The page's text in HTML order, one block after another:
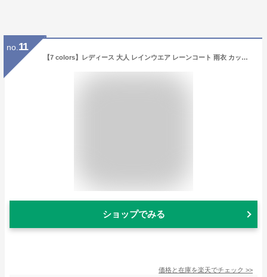
no. 11
【7 colors】レディース 大人 レインウエア レーンコート 雨衣 カッパ 完全防水 梅雨 雪 雨の日 ジッパー 透明窓 マスク ロング おしゃれ 膝が濡れない 軽量 自転車 電動バイク 原付 通勤 リュック対応 ママ 送迎 バイク 犬の散歩 通学 可愛い 150~180cm
ショップでみる
価格と在庫を楽天でチェック >>